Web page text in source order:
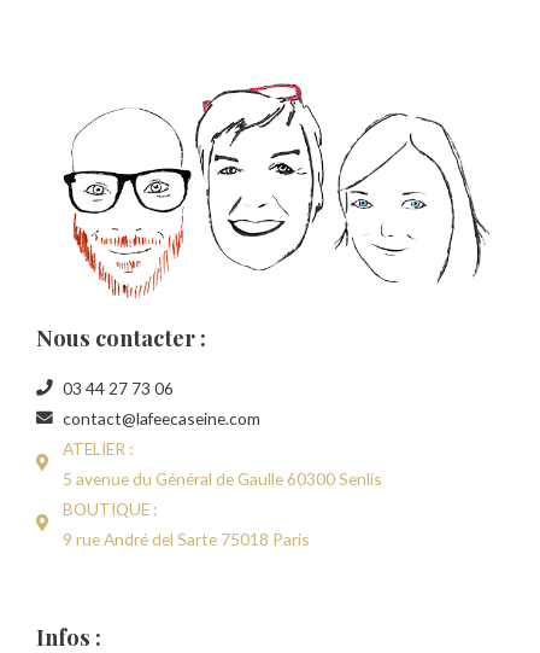
Nous contacter :
03 44 27 73 06
contact@lafeecaseine.com
ATELIER :
5 avenue du Général de Gaulle 60300 Senlis
BOUTIQUE :
9 rue André del Sarte 75018 Paris
Infos :